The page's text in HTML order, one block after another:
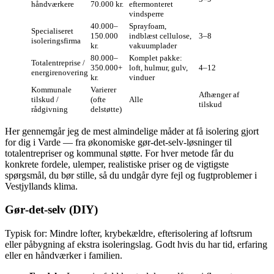
håndværkere
70.000 kr.
eftermonteret
vindsperre
Specialiseret
isoleringsfirma
40.000–
150.000
kr.
Sprayfoam,
indblæst cellulose,
vakuumplader
3–8
Totalentreprise /
energirenovering
80.000–
350.000+
kr.
Komplet pakke:
loft, hulmur, gulv,
vinduer
4–12
Kommunale
tilskud /
rådgivning
Varierer
(ofte
delstøtte)
Alle
Afhænger af
tilskud
Her gennemgår jeg de mest almindelige måder at få isolering gjort
for dig i Varde — fra økonomiske gør‑det‑selv‑løsninger til
totalentrepriser og kommunal støtte. For hver metode får du
konkrete fordele, ulemper, realistiske priser og de vigtigste
spørgsmål, du bør stille, så du undgår dyre fejl og fugtproblemer i
Vestjyllands klima.
Gør‑det‑selv (DIY)
Typisk for: Mindre lofter, krybekældre, efterisolering af loftsrum
eller påbygning af ekstra isoleringslag. Godt hvis du har tid, erfaring
eller en håndværker i familien.